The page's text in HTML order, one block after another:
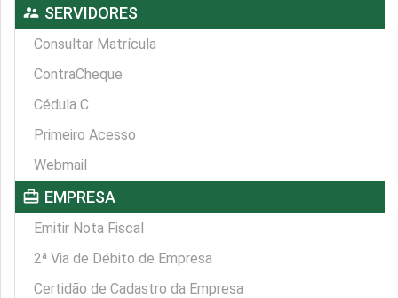
supervisor_account SERVIDORES
Consultar Matrícula
ContraCheque
Cédula C
Primeiro Acesso
Webmail
card_travel EMPRESA
Emitir Nota Fiscal
2ª Via de Débito de Empresa
Certidão de Cadastro da Empresa